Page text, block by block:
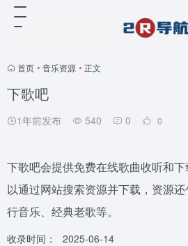
首页 • 音乐资源 • 正文
下歌吧
1年前发布 540 0 0
下歌吧会提供免费在线歌曲收听和
以通过网站搜索资源并下载，资源
行音乐、经典老歌等。
收录时间：
2025-06-14